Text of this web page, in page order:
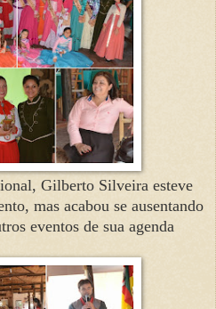
Gilberto Silveira esteve
mas acabou se ausentando
eventos de sua agenda